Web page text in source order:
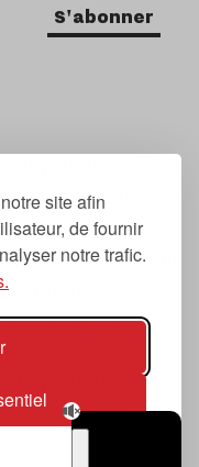
site afin
de fournir
notre trafic.
S'abonner
sur la
dont la
», « suivant
du
tendances
la musique
hop, et des
liés à la